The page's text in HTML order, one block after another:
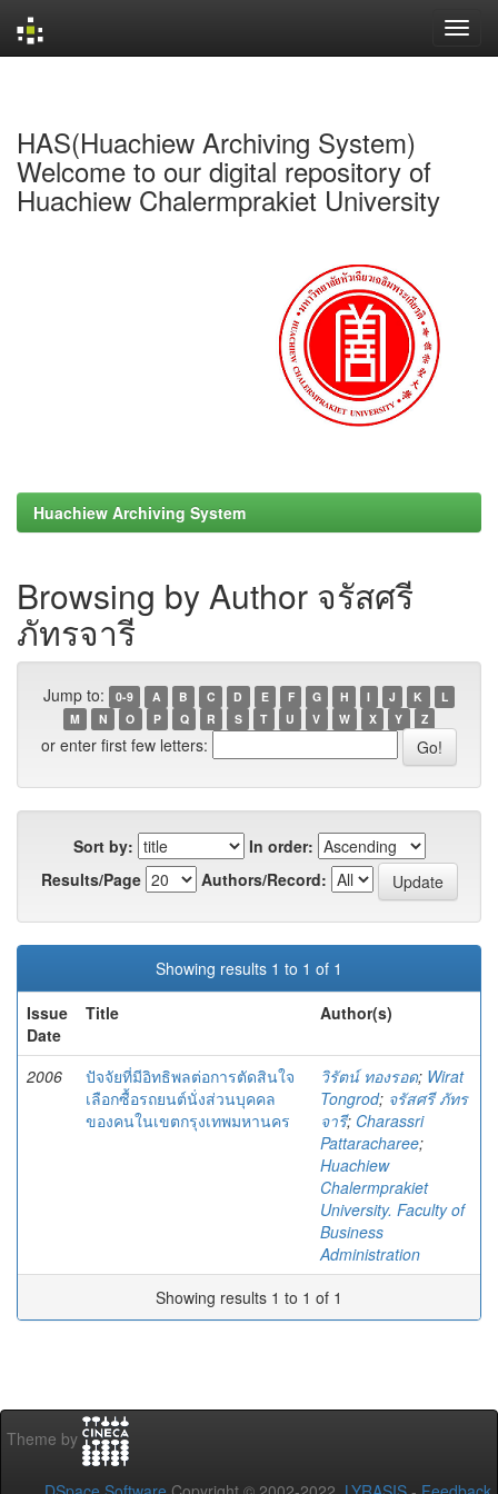
HAS(Huachiew Archiving System)
Welcome to our digital repository of
Huachiew Chalermprakiet University
Huachiew Archiving System
Browsing by Author จรัสศรี
ภัทรจารี
Jump to: 0-9 A B C D E F G H I J K
L
M
N O P Q R S T U V W X Y Z
or enter first few letters:
Sort by:
In order:
Results/Page
Authors/Record:
Showing results 1 to 1 of 1
Issue
Date
Title Author(s)
2006
ปัจจัยที่มีอิทธิพลต่อการตัดสินใจ
เลือกซื้อรถยนต์นั่งส่วนบุคคล
ของคนในเขตกรุงเทพมหานคร
วิรัตน์ ทองรอด; Wirat
Tongrod; จรัสศรี ภัทร
จารี; Charassri
Pattaracharee;
Huachiew
Chalermprakiet
University. Faculty of
Business
Administration
Showing results 1 to 1 of 1
Theme by